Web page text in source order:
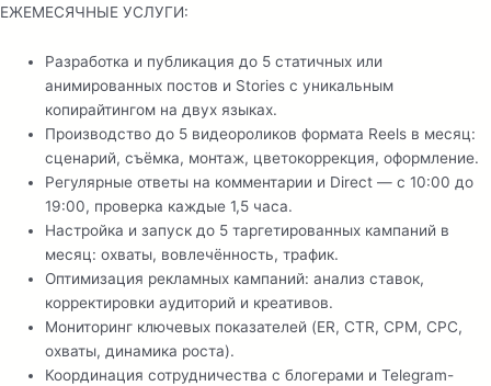
ЕЖЕМЕСЯЧНЫЕ УСЛУГИ:
Разработка и публикация до 5 статичных или
анимированных постов и Stories с уникальным
копирайтингом на двух языках.
Производство до 5 видеороликов формата Reels в месяц:
сценарий, съёмка, монтаж, цветокоррекция, оформление.
Регулярные ответы на комментарии и Direct — с 10:00 до
19:00, проверка каждые 1,5 часа.
Настройка и запуск до 5 таргетированных кампаний в
месяц: охваты, вовлечённость, трафик.
Оптимизация рекламных кампаний: анализ ставок,
корректировки аудиторий и креативов.
Мониторинг ключевых показателей (ER, CTR, CPM, CPC,
охваты, динамика роста).
Координация сотрудничества с блогерами и Telegram-